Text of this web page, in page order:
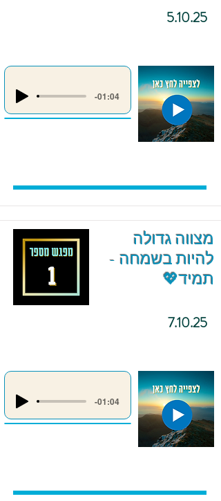
5.10.25
-01:04
מצווה גדולה
להיות בשמחה -
תמיד💖
7.10.25
-01:04